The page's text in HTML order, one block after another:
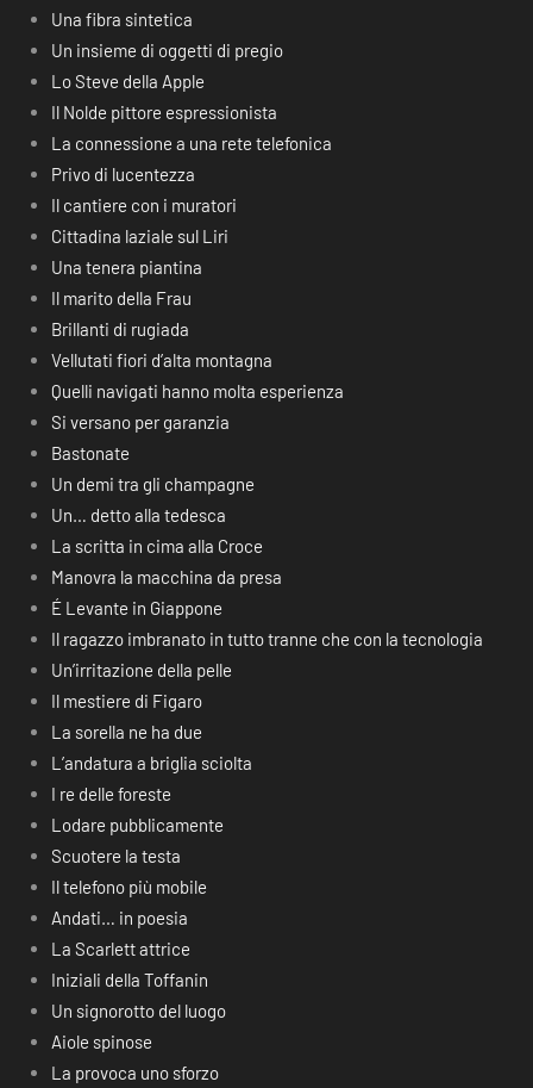
Una fibra sintetica
Un insieme di oggetti di pregio
Lo Steve della Apple
Il Nolde pittore espressionista
La connessione a una rete telefonica
Privo di lucentezza
Il cantiere con i muratori
Cittadina laziale sul Liri
Una tenera piantina
Il marito della Frau
Brillanti di rugiada
Vellutati fiori d’alta montagna
Quelli navigati hanno molta esperienza
Si versano per garanzia
Bastonate
Un demi tra gli champagne
Un… detto alla tedesca
La scritta in cima alla Croce
Manovra la macchina da presa
É Levante in Giappone
Il ragazzo imbranato in tutto tranne che con la tecnologia
Un’irritazione della pelle
Il mestiere di Figaro
La sorella ne ha due
L’andatura a briglia sciolta
I re delle foreste
Lodare pubblicamente
Scuotere la testa
Il telefono più mobile
Andati… in poesia
La Scarlett attrice
Iniziali della Toffanin
Un signorotto del luogo
Aiole spinose
La provoca uno sforzo